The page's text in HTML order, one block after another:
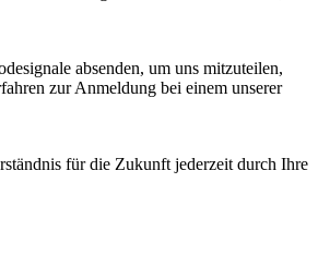
absenden, um uns mitzuteilen,
zur Anmeldung bei einem unserer
für die Zukunft jederzeit durch Ihre